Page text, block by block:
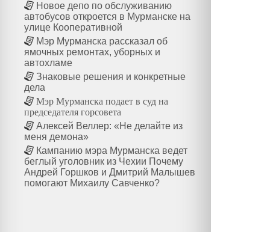
Новое депо по обслуживанию
автобусов откроется в Мурманске на
улице Кооперативной
Мэр Мурманска рассказал об
ямочных ремонтах, уборных и
автохламе
Знаковые решения и конкретные
дела
Мэр Мурманска подает в суд на
председателя горсовета
Алексей Веллер: «Не делайте из
меня демона»
Кампанию мэра Мурманска ведет
беглый уголовник из Чехии Почему
Андрей Горшков и Дмитрий Малышев
помогают Михаилу Савченко?